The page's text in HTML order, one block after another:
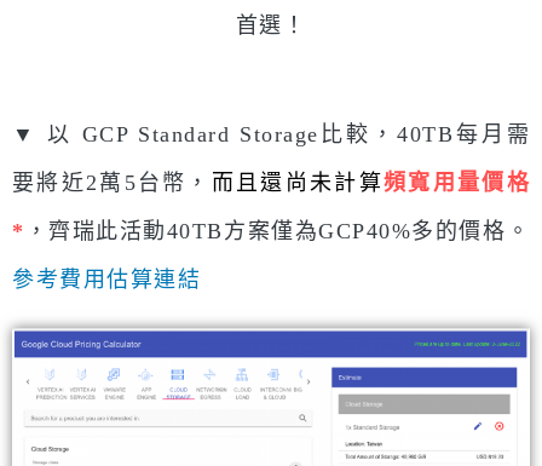
首選！
▼ 以 GCP Standard Storage比較，40TB每月需
要將近2萬5台幣， 而且還尚未計算頻寬用量價格
* ，齊瑞此活動40TB方案僅為GCP40%多的價格。
參考費用估算連結